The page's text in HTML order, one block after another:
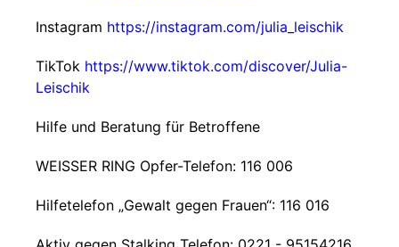
Instagram https://instagram.com/julia_leischik
TikTok https://www.tiktok.com/discover/Julia-
Leischik
Hilfe und Beratung für Betroffene
WEISSER RING Opfer-Telefon: 116 006
Hilfetelefon „Gewalt gegen Frauen“: 116 016